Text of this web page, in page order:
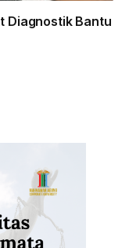
Diagnostik Bantu